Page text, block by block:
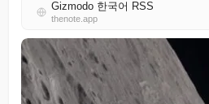
Gizmodo 한국어 RSS
thenote.app